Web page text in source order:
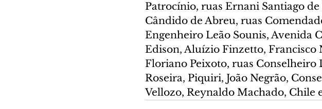
Patrocínio, ruas Ernani Santiago
Cândido de Abreu, ruas
Engenheiro Leão Sounis, Avenida
Edison, Aluízio Finzetto, Francisco
Floriano Peixoto, ruas Conselheiro
Roseira, Piquiri, João Negrão,
Vellozo, Reynaldo Machado, Chile